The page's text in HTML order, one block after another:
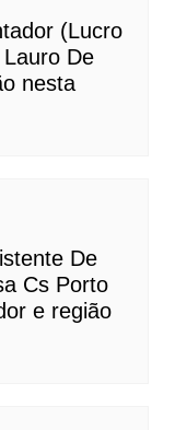
(Lucro
De
nesta
De
Cs Porto
e região